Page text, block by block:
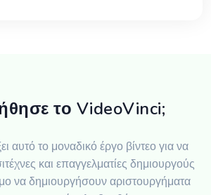
το VideoVinci;
αυτό το μοναδικό έργο βίντεο για να
και επαγγελματίες δημιουργούς
να δημιουργήσουν αριστουργήματα